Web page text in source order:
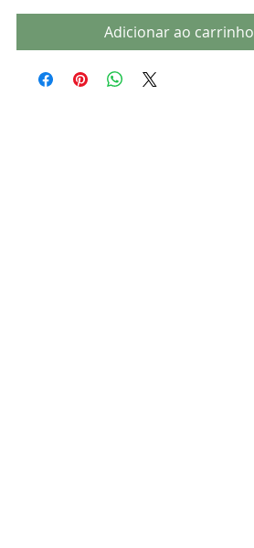
Adicionar ao carrinho